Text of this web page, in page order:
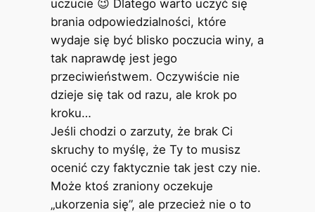
uczucie 😉 Dlatego warto uczyć się
brania odpowiedzialności, które
wydaje się być blisko poczucia winy, a
tak naprawdę jest jego
przeciwieństwem. Oczywiście nie
dzieje się tak od razu, ale krok po
kroku…
Jeśli chodzi o zarzuty, że brak Ci
skruchy to myślę, że Ty to musisz
ocenić czy faktycznie tak jest czy nie.
Może ktoś zraniony oczekuje
„ukorzenia się”, ale przecież nie o to